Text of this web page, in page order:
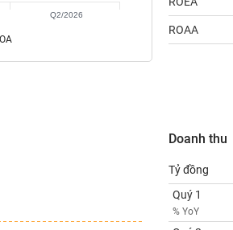
Q2/2026
ROAA
Doanh thu
Tỷ đồng
Quý 1
% YoY